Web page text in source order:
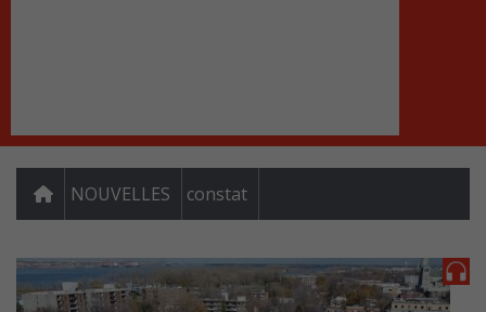
NOUVELLES constat